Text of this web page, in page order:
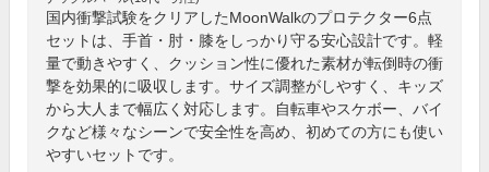
国内衝撃試験をクリアしたMoonWalkのプロテクター6点
セットは、手首・肘・膝をしっかり守る安心設計です。軽
量で動きやすく、クッション性に優れた素材が転倒時の衝
撃を効果的に吸収します。サイズ調整がしやすく、キッズ
から大人まで幅広く対応します。自転車やスケボー、バイ
クなど様々なシーンで安全性を高め、初めての方にも使い
やすいセットです。